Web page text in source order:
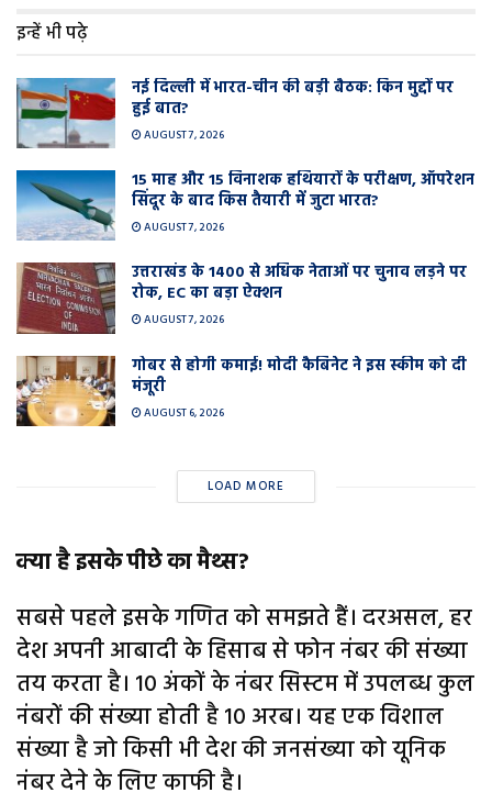
इन्हें भी पढ़े
नई दिल्ली में भारत-चीन की बड़ी बैठक: किन मुद्दों पर
हुई बात?
AUGUST 7, 2026
15 माह और 15 विनाशक हथियारों के परीक्षण, ऑपरेशन
सिंदूर के बाद किस तैयारी में जुटा भारत?
AUGUST 7, 2026
उत्तराखंड के 1400 से अधिक नेताओं पर चुनाव लड़ने पर
रोक, EC का बड़ा ऐक्शन
AUGUST 7, 2026
गोबर से होगी कमाई! मोदी कैबिनेट ने इस स्कीम को दी
मंजूरी
AUGUST 6, 2026
LOAD MORE
क्या है इसके पीछे का मैथ्स?
सबसे पहले इसके गणित को समझते हैं। दरअसल, हर
देश अपनी आबादी के हिसाब से फोन नंबर की संख्या
तय करता है। 10 अंकों के नंबर सिस्टम में उपलब्ध कुल
नंबरों की संख्या होती है 10 अरब। यह एक विशाल
संख्या है जो किसी भी देश की जनसंख्या को यूनिक
नंबर देने के लिए काफी है।